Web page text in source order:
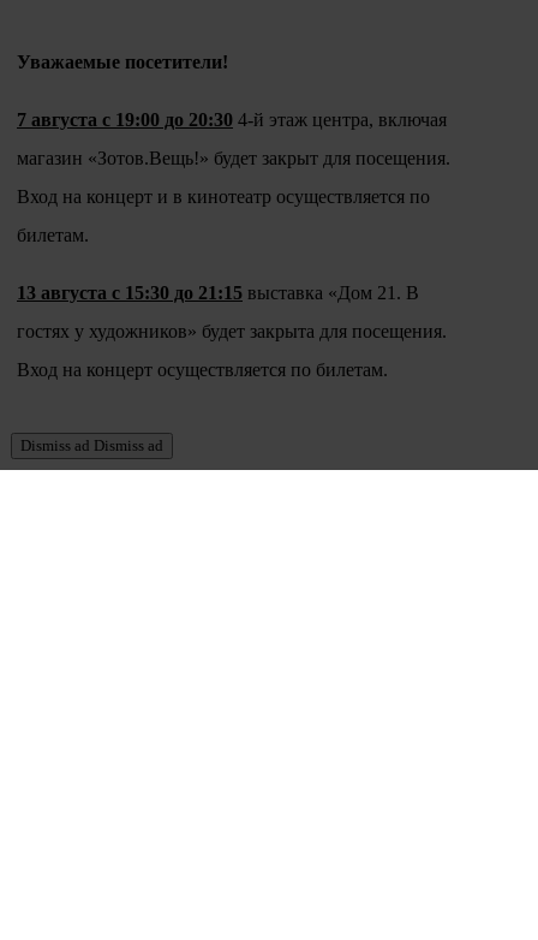
Уважаемые посетители!
7 августа с 19:00 до 20:30 4-й этаж центра, включая
магазин «Зотов.Вещь!» будет закрыт для посещения.
Вход на концерт и в кинотеатр осуществляется по
билетам.
13 августа с 15:30 до 21:15 выставка «Дом 21. В
гостях у художников» будет закрыта для посещения.
Вход на концерт осуществляется по билетам.
Dismiss ad Dismiss ad